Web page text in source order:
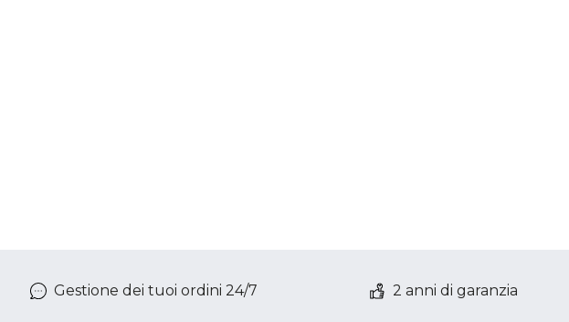
Gestione dei tuoi ordini 24/7 2 anni di garanzia